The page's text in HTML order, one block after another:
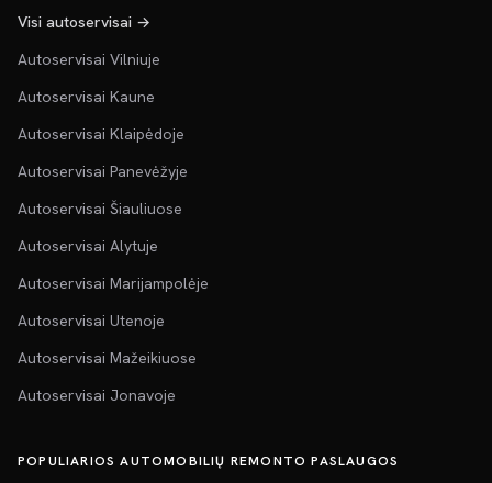
Visi autoservisai →
Autoservisai Vilniuje
Autoservisai Kaune
Autoservisai Klaipėdoje
Autoservisai Panevėžyje
Autoservisai Šiauliuose
Autoservisai Alytuje
Autoservisai Marijampolėje
Autoservisai Utenoje
Autoservisai Mažeikiuose
Autoservisai Jonavoje
POPULIARIOS AUTOMOBILIŲ REMONTO PASLAUGOS